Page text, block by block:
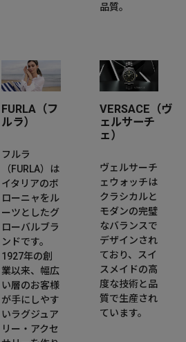
品質。
FURLA（フ
ルラ）
フルラ
（FURLA）は
イタリアのボ
ローニャをル
ーツとしたグ
ローバルブラ
ンドです。
1927年の創
業以来、幅広
い層のお客様
が手にしやす
いラグジュア
リー・アクセ
VERSACE（ヴ
ェルサーチ
ェ）
ヴェルサーチ
ェウォッチは
クラシカルと
モダンの完璧
なバランスで
デザインされ
ており、スイ
スメイドの高
度な技術と品
質で生産され
ています。​